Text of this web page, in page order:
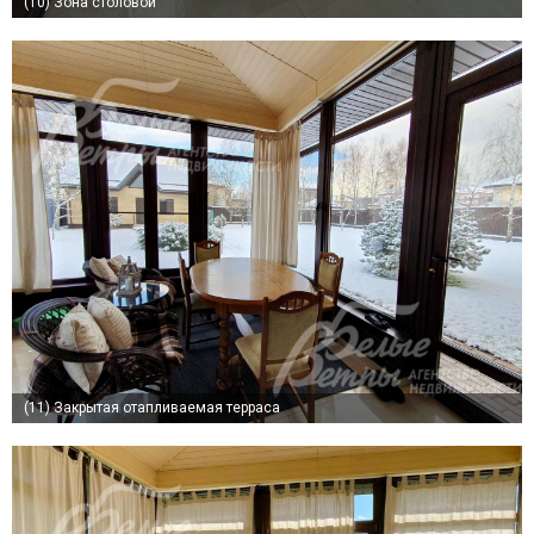
(11)Закрытая отапливаемая терраса